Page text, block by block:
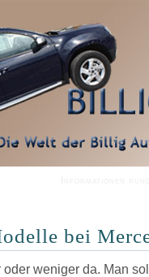
bei
oder weniger da. Man